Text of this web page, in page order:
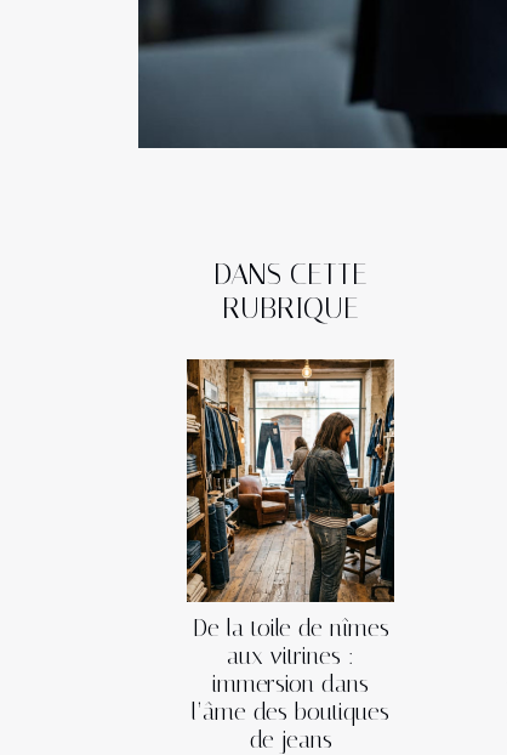
DANS CETTE
RUBRIQUE
De la toile de nîmes
aux vitrines :
immersion dans
l’âme des boutiques
de jeans